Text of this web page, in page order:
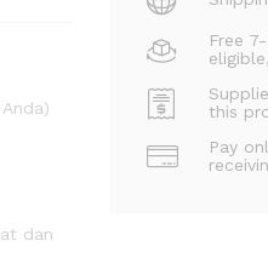
dan
Free
this
Pay